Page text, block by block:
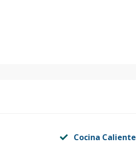
Cocina Caliente